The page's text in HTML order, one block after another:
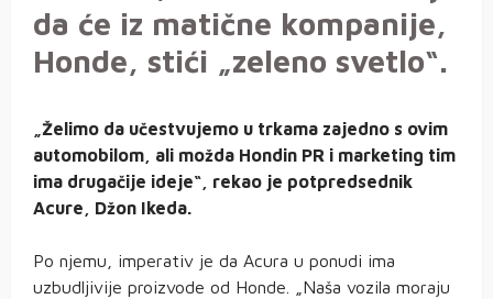
da će iz matične kompanije,
Honde, stići „zeleno svetlo“.
„Želimo da učestvujemo u trkama zajedno s ovim
automobilom, ali možda Hondin PR i marketing tim
ima drugačije ideje“, rekao je potpredsednik
Acure, Džon Ikeda.
Po njemu, imperativ je da Acura u ponudi ima
uzbudljivije proizvode od Honde. „Naša vozila moraju